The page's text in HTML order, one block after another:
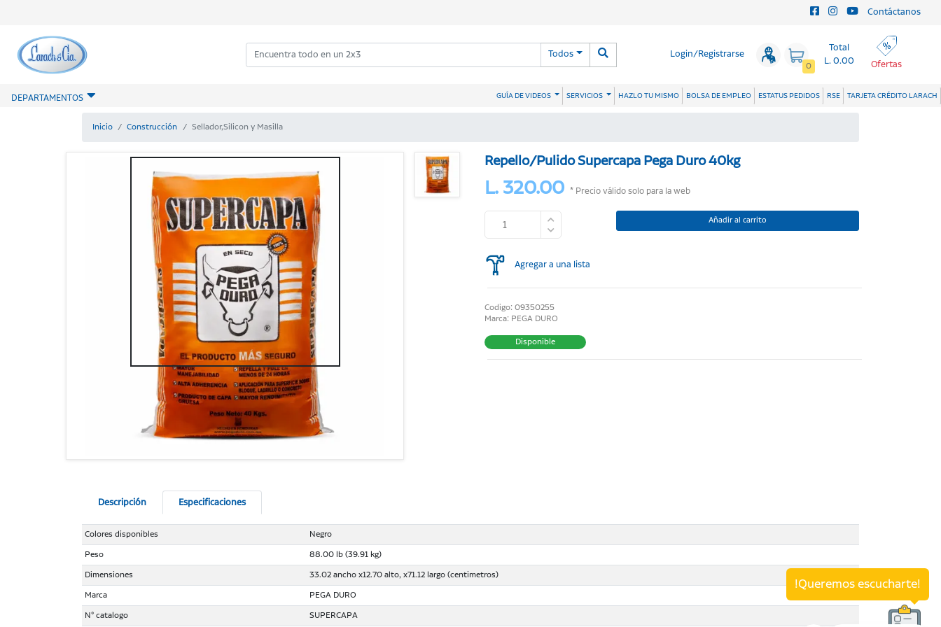
Contáctanos
Todos Login/Registrarse
0
Total
L. 0.00
Ofertas
DEPARTAMENTOS GUÍA DE VIDEOS SERVICIOS HAZLO TU MISMO BOLSA DE EMPLEO ESTATUS PEDIDOS RSE TARJETA CRÉDITO LARACH
Inicio Construcción Sellador,Silicon y Masilla
Repello/Pulido Supercapa Pega Duro 40kg
L. 320.00 * Precio válido solo para la web
Añadir al carrito
Agregar a una lista
Codigo: 09350255
Marca: PEGA DURO
Disponible
Descripción Especificaciones
Colores disponibles
Negro
Peso
88.00 lb (39.91 kg)
Dimensiones
33.02 ancho x12.70 alto, x71.12 largo (centimetros)
Marca
PEGA DURO
N° catalogo
SUPERCAPA
!Queremos escucharte!